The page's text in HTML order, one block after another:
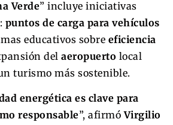
Verde” incluye iniciativas
puntos de carga para vehículos
educativos sobre eficiencia
del aeropuerto local
turismo más sostenible.
energética es clave para
responsable”, afirmóVirgilio